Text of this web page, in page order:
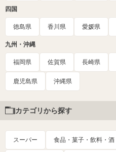
四国
徳島県 香川県 愛媛県
九州・沖縄
福岡県 佐賀県 長崎県
鹿児島県 沖縄県
カテゴリから探す
スーパー 食品・菓子・飲料・